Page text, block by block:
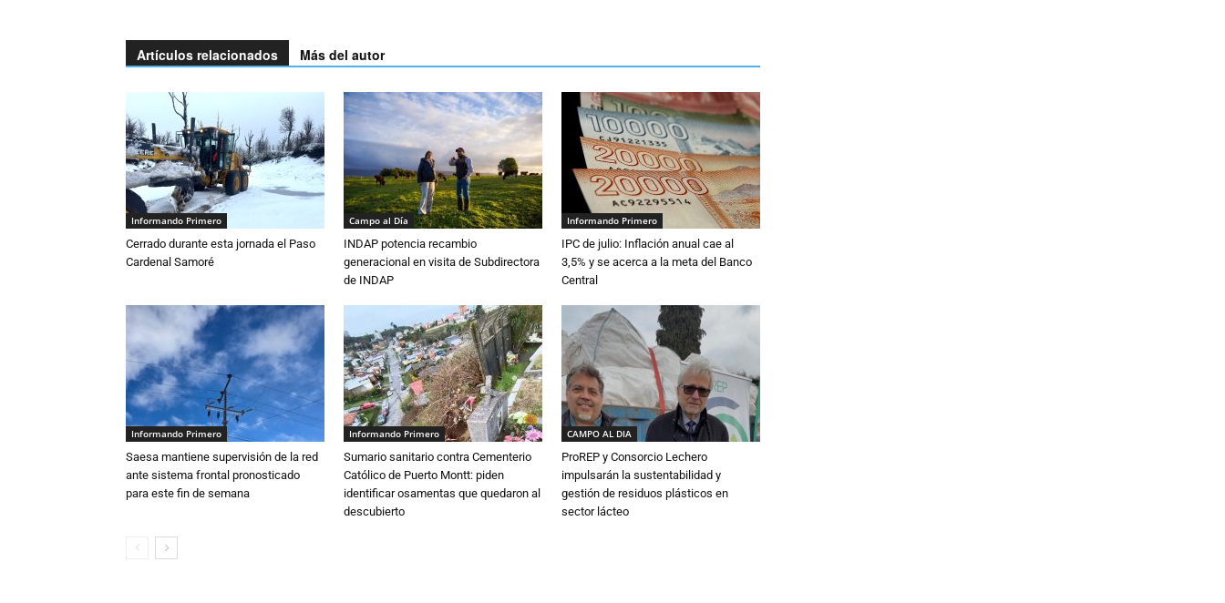
Artículos relacionados Más del autor
Informando Primero
Cerrado durante esta jornada el Paso
Cardenal Samoré
Campo al Día
INDAP potencia recambio
generacional en visita de Subdirectora
de INDAP
Informando Primero
IPC de julio: Inflación anual cae al
3,5% y se acerca a la meta del Banco
Central
Informando Primero
Saesa mantiene supervisión de la red
ante sistema frontal pronosticado
para este fin de semana
Informando Primero
Sumario sanitario contra Cementerio
Católico de Puerto Montt: piden
identificar osamentas que quedaron al
descubierto
CAMPO AL DIA
ProREP y Consorcio Lechero
impulsarán la sustentabilidad y
gestión de residuos plásticos en
sector lácteo